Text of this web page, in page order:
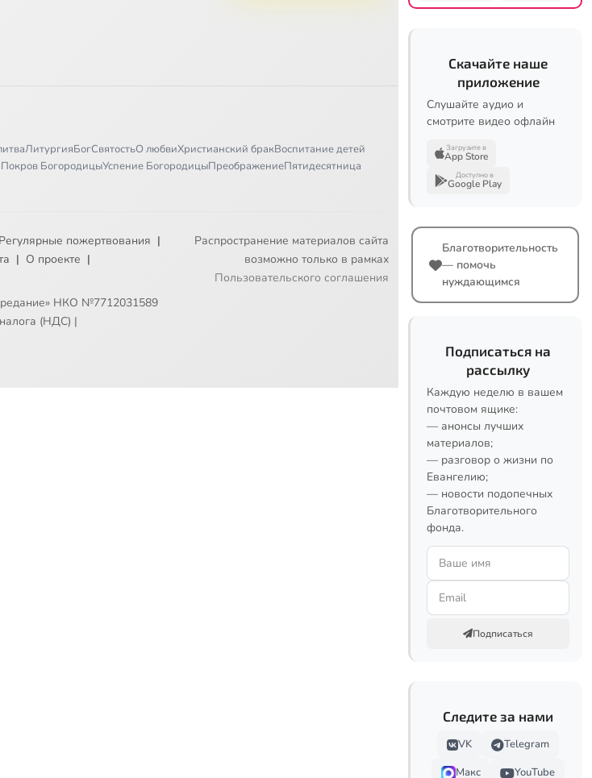
ЛитургияБогСвятостьО любвиХристианский бракВоспитание детей
Покров БогородицыУспение БогородицыПреображениеПятидесятница
Регулярные пожертвования |
| О проекте |
НКО №7712031589
(НДС) |
Распространение материалов сайта
возможно только в рамках
Пользовательского соглашения
Скачайте наше
приложение
Слушайте аудио и
смотрите видео офлайн
Загрузите в
App Store
Доступно в
Google Play
Благотворительность
— помочь
нуждающимся
Подписаться на
рассылку
Каждую неделю в вашем
почтовом ящике:
— анонсы лучших
материалов;
— разговор о жизни по
Евангелию;
— новости подопечных
Благотворительного
фонда.
Подписаться
Следите за нами
VK
Telegram
Макс
YouTube